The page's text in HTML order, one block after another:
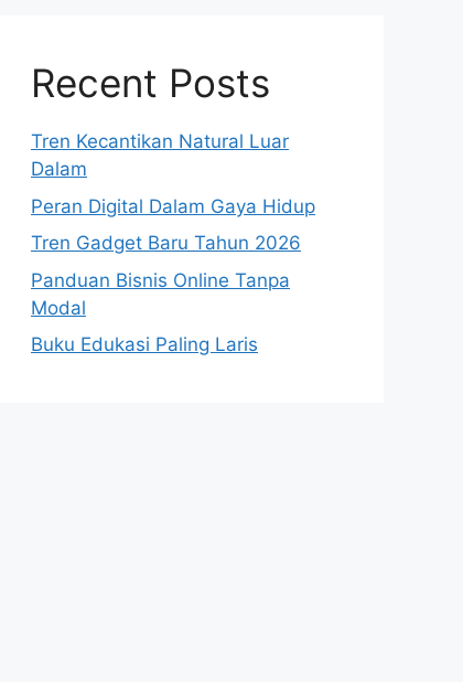
Recent Posts
Tren Kecantikan Natural Luar
Dalam
Peran Digital Dalam Gaya Hidup
Tren Gadget Baru Tahun 2026
Panduan Bisnis Online Tanpa
Modal
Buku Edukasi Paling Laris